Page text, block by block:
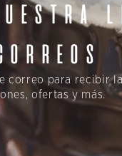
correo para recibir
ofertas y más.